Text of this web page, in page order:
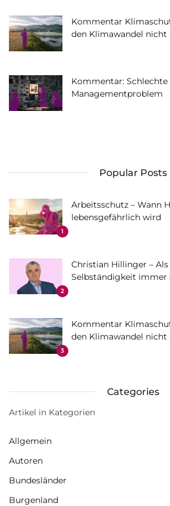
Kommentar
den Klimawandel nicht
Kommentar:
Managementproblem
Popular Posts
1
Arbeitsschutz – Wann
lebensgefährlich wird
2
Christian Hillinger –
Selbständigkeit immer
3
Kommentar
den Klimawandel nicht
Categories
Artikel in Kategorien
Allgemein
Autoren
Bundesländer
Burgenland